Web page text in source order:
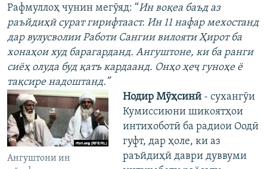
Рафмуллоҳ чунин мегӯяд: “Ин воқеа баъд аз
раъйдиҳӣ сурат гирифтааст. Ин 11 нафар мехостанд
дар вулусволии Работи Сангии вилояти Ҳирот ба
хонаҳои худ барагарданд. Ангуштоне, ки ба ранги
сиёҳ олуда буд қатъ кардаанд. Онҳо ҳеҷ гуноҳе ё
тақсире надоштанд.”
Ангуштони ин
Нодир Мӯҳсинӣ- сухангӯи
Кумиссиюни шикоятҳои
интихоботӣ ба радиои Оодӣ
гуфт, дар ҳоле, ки аз
раъйдиҳӣ даври дуввуми